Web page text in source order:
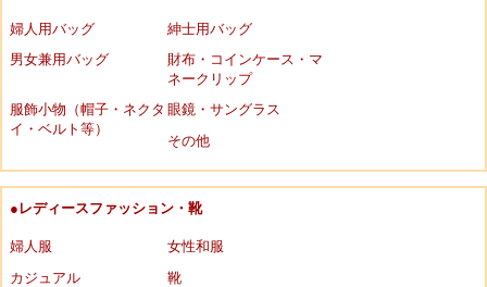
婦人用バッグ
紳士用バッグ
男女兼用バッグ
財布・コインケース・マ
ネークリップ
服飾小物（帽子・ネクタ
イ・ベルト等）
眼鏡・サングラス
その他
●レディースファッション・靴
婦人服
女性和服
カジュアル
靴